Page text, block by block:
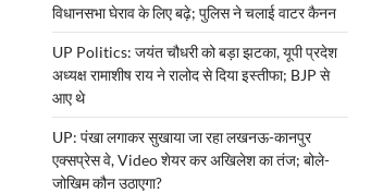
विधानसभा घेराव के लिए बढ़े; पुलिस ने चलाई वाटर कैनन
UP Politics: जयंत चौधरी को बड़ा झटका, यूपी प्रदेश
अध्यक्ष रामाशीष राय ने रालोद से दिया इस्तीफा; BJP से
आए थे
UP: पंखा लगाकर सुखाया जा रहा लखनऊ-कानपुर
एक्सप्रेस वे, Video शेयर कर अखिलेश का तंज; बोले-
जोखिम कौन उठाएगा?